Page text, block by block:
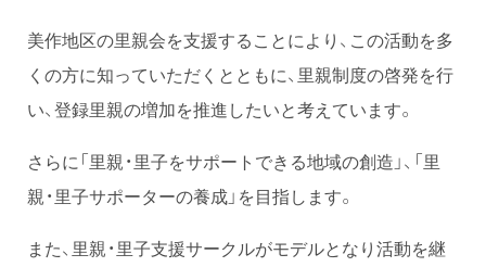
美作地区の里親会を支援することにより、この活動を多
くの方に知っていただくとともに、里親制度の啓発を行
い、登録里親の増加を推進したいと考えています。
さらに「里親・里子をサポートできる地域の創造」、「里
親・里子サポーターの養成」を目指します。
また、里親・里子支援サークルがモデルとなり活動を継